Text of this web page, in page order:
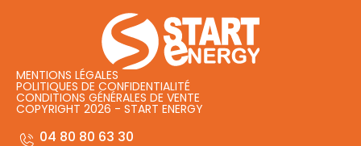
MENTIONS LÉGALES
POLITIQUES DE CONFIDENTIALITÉ
CONDITIONS GÉNÉRALES DE VENTE
COPYRIGHT 2026 - START ENERGY
04 80 80 63 30